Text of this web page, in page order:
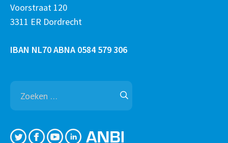
Voorstraat 120
3311 ER Dordrecht
IBAN NL70 ABNA 0584 579 306
Zoeken
naar: